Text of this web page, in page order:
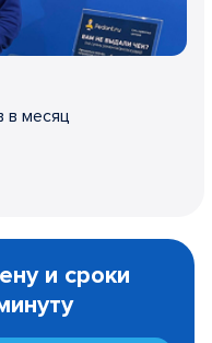
в месяц
и сроки